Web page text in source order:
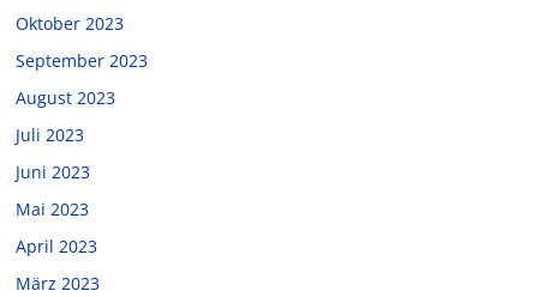
Oktober 2023
September 2023
August 2023
Juli 2023
Juni 2023
Mai 2023
April 2023
März 2023